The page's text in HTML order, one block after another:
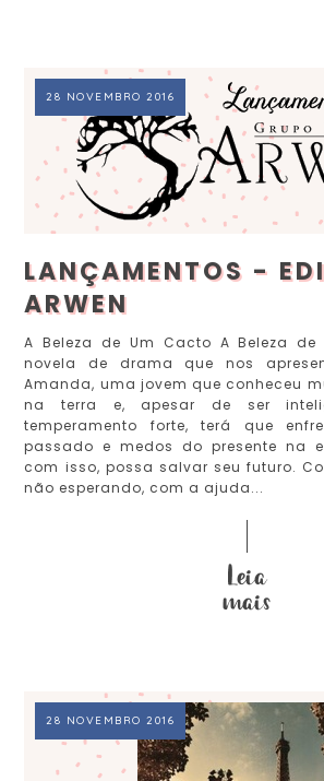
28 NOVEMBRO 2016
LANÇAMENTOS -
ARWEN
A Beleza de Um Cacto A Beleza
novela de drama que nos
Amanda, uma jovem que conheceu
na terra e, apesar de ser
temperamento forte, terá que
passado e medos do presente na
com isso, possa salvar seu futuro.
não esperando, com a ajuda...
28 NOVEMBRO 2016